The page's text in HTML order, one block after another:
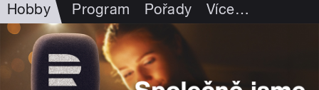
Hobby Program Pořady Více…